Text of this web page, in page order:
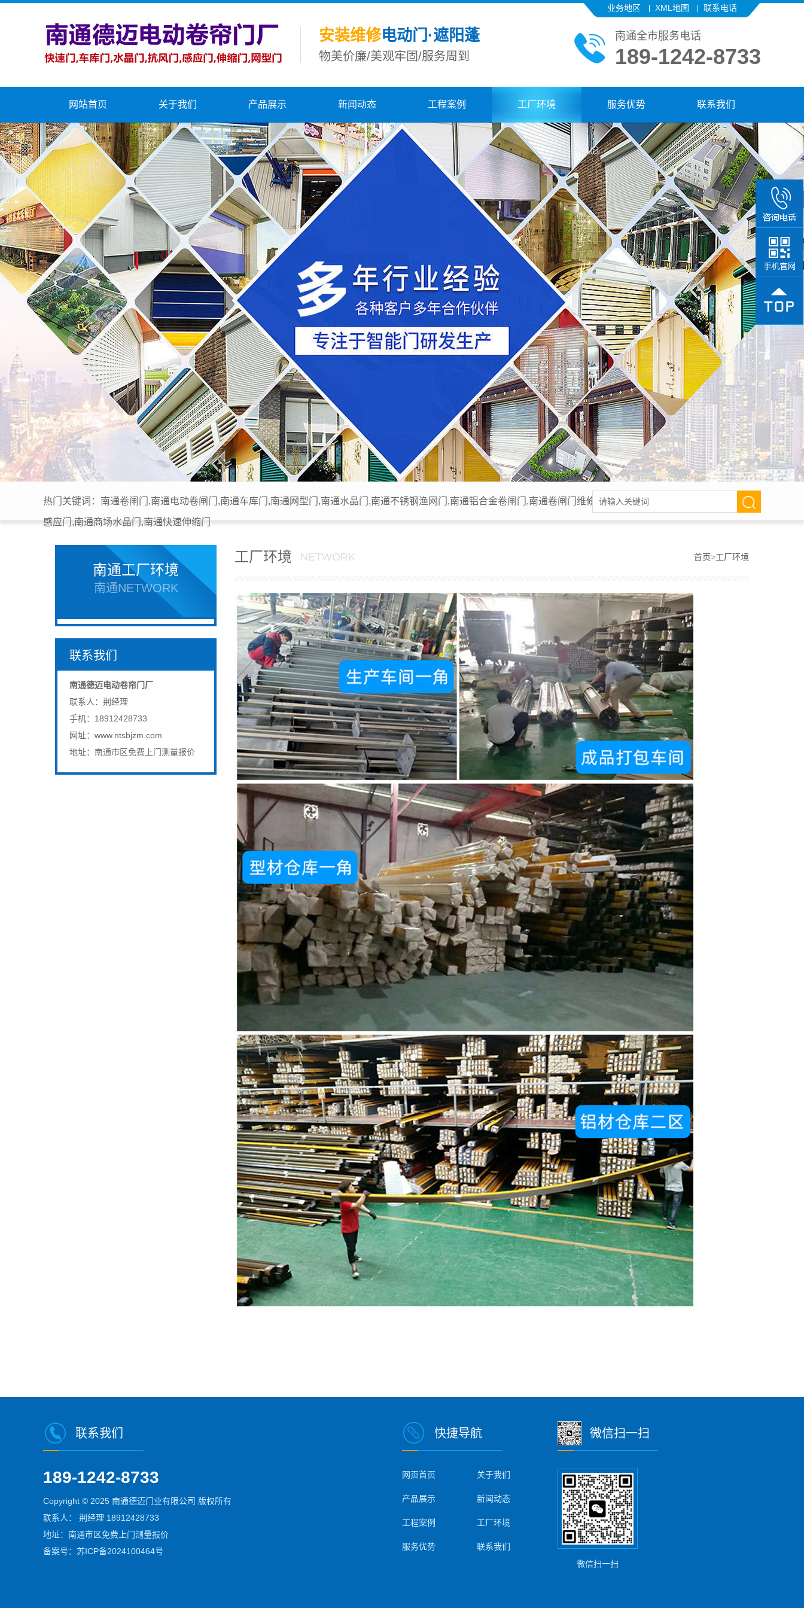
安装维修电动门·遮阳蓬
物美价廉/美观牢固/服务周到
南通全市服务电话
189-1242-8733
业务地区 XML地图 联系电话
网站首页 关于我们 产品展示 新闻动态 工程案例 工厂环境 服务优势 联系我们
热门关键词：南通卷闸门,南通电动卷闸门,南通车库门,南通网型门,南通水晶门,南通不锈钢渔网门,南通铝合金卷闸门,南通卷闸门维修,南通电动卷帘门,南通工厂电动门,南通
感应门,南通商场水晶门,南通快速伸缩门
南通工厂环境
南通NETWORK
联系我们
南通德迈电动卷帘门厂
联系人：荆经理
手机：18912428733
网址：www.ntsbjzm.com
地址：南通市区免费上门测量报价
工厂环境 NETWORK 首页>工厂环境
联系我们
189-1242-8733
Copyright © 2025 南通德迈门业有限公司 版权所有
联系人： 荆经理 18912428733
地址：南通市区免费上门测量报价
备案号： 苏ICP备2024100464号
快捷导航
网页首页 关于我们
产品展示 新闻动态
工程案例 工厂环境
服务优势 联系我们
微信扫一扫
微信扫一扫
189-